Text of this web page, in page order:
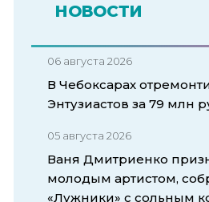
НОВОСТИ
06 августа 2026
В Чебоксарах
Энтузиастов за 79 млн
05 августа 2026
Ваня Дмитриенко
молодым артистом,
«Лужники» с сольным